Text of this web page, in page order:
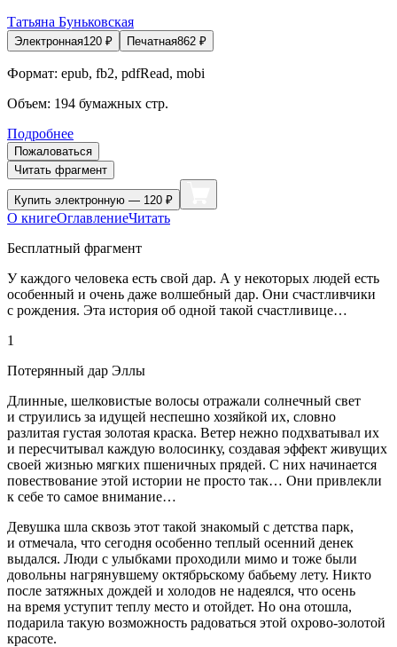
Татьяна Буньковская
Электронная120 ₽ Печатная862 ₽
Формат: epub, fb2, pdfRead, mobi
Объем: 194 бумажных стр.
Подробнее
Пожаловаться
Читать фрагмент
Купить электронную — 120 ₽
О книгеОглавлениеЧитать
Бесплатный фрагмент
У каждого человека есть свой дар. А у некоторых людей есть
особенный и очень даже волшебный дар. Они счастливчики
с рождения. Эта история об одной такой счастливице…
1
Потерянный дар Эллы
Длинные, шелковистые волосы отражали солнечный свет
и струились за идущей неспешно хозяйкой их, словно
разлитая густая золотая краска. Ветер нежно подхватывал их
и пересчитывал каждую волосинку, создавая эффект живущих
своей жизнью мягких пшеничных прядей. С них начинается
повествование этой истории не просто так… Они привлекли
к себе то самое внимание…
Девушка шла сквозь этот такой знакомый с детства парк,
и отмечала, что сегодня особенно теплый осенний денек
выдался. Люди с улыбками проходили мимо и тоже были
довольны нагрянувшему октябрьскому бабьему лету. Никто
после затяжных дождей и холодов не надеялся, что осень
на время уступит теплу место и отойдет. Но она отошла,
подарила такую возможность радоваться этой охрово-золотой
красоте.